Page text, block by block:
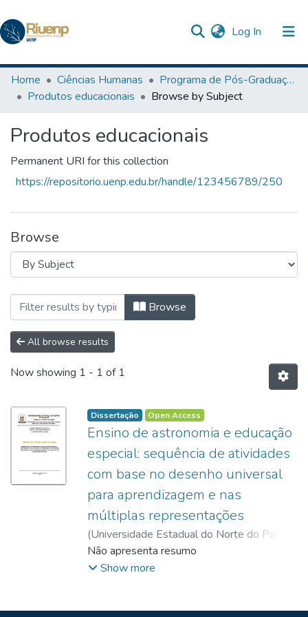
Log In (current)
Communities & Collections
Home Ciências Humanas
Programa de Pós-Graduação em Ensino
Produtos educacionais
Browse by Subject
Produtos educacionais
Permanent URI for this collection
https://repositorio.uenp.edu.br/handle/123456789/250
Browse
Browsing Produtos educacionais by
Browse
All browse results
Now showing 1 - 1 of 1
Dissertação Open Access
Ensino de astronomia e educação
especial: sequência de atividades
com base no desenho universal
para aprendizagem e nas
múltiplas representações
(Universidade Estadual do Norte do Paraná,
2023)Silva, Karina Roberta da
Daniel Trevisan
Não apresenta resumo
Show more